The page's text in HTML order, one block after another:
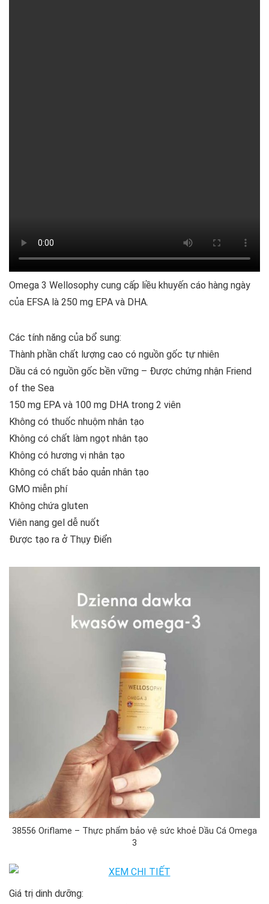
Omega 3 Wellosophy cung cấp liều khuyến cáo hàng ngày
của EFSA là 250 mg EPA và DHA.
Các tính năng của bổ sung:
Thành phần chất lượng cao có nguồn gốc tự nhiên
Dầu cá có nguồn gốc bền vững – Được chứng nhận Friend
of the Sea
150 mg EPA và 100 mg DHA trong 2 viên
Không có thuốc nhuộm nhân tạo
Không có chất làm ngọt nhân tạo
Không có hương vị nhân tạo
Không có chất bảo quản nhân tạo
GMO miễn phí
Không chứa gluten
Viên nang gel dễ nuốt
Được tạo ra ở Thụy Điển
38556 Oriflame – Thực phẩm bảo vệ sức khoẻ Dầu Cá Omega
3
Giá trị dinh dưỡng: